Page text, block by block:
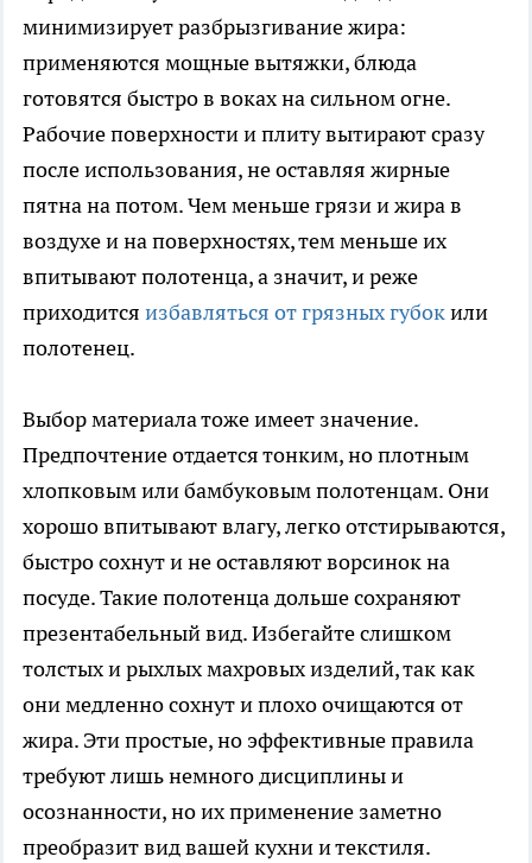
минимизирует разбрызгивание жира:
применяются мощные вытяжки, блюда
готовятся быстро в воках на сильном огне.
Рабочие поверхности и плиту вытирают сразу
после использования, не оставляя жирные
пятна на потом. Чем меньше грязи и жира в
воздухе и на поверхностях, тем меньше их
впитывают полотенца, а значит, и реже
приходится избавляться от грязных губокили
полотенец.
Выбор материала тоже имеет значение.
Предпочтение отдается тонким, но плотным
хлопковым или бамбуковым полотенцам. Они
хорошо впитывают влагу, легко отстирываются,
быстро сохнут и не оставляют ворсинок на
посуде. Такие полотенца дольше сохраняют
презентабельный вид. Избегайте слишком
толстых и рыхлых махровых изделий, так как
они медленно сохнут и плохо очищаются от
жира. Эти простые, но эффективные правила
требуют лишь немного дисциплины и
осознанности, но их применение заметно
преобразит вид вашей кухни и текстиля.